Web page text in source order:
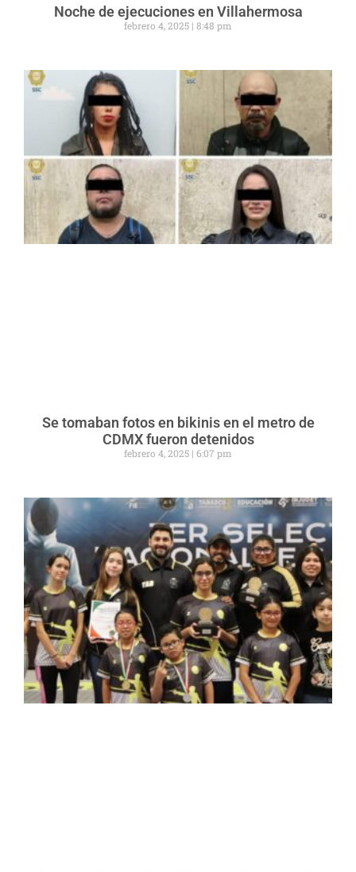
Noche de ejecuciones en Villahermosa
febrero 4, 2025 8:48 pm
Se tomaban fotos en bikinis en el metro de
CDMX fueron detenidos
febrero 4, 2025 6:07 pm